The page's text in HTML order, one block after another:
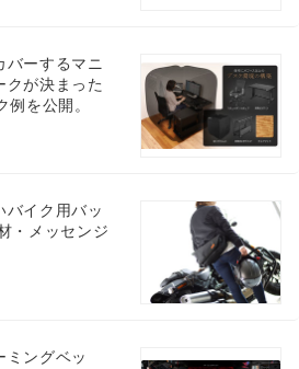
バーするマニ
クが決まった
例を公開。
バイク用バッ
・メッセンジ
ミングベッ